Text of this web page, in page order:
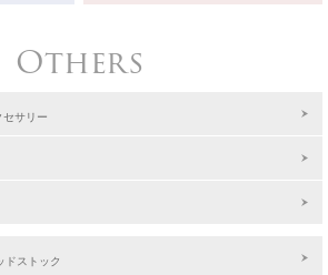
Others
セサリー
ドストック